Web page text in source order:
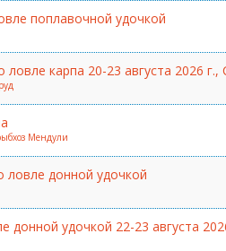
поплавочной удочкой
карпа 20-23 августа 2026
Мендули
ловле донной удочкой
донной удочкой 22-23 августа